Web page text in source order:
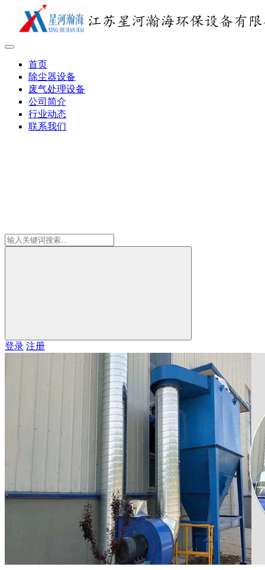
首页
除尘器设备
废气处理设备
公司简介
行业动态
联系我们
登录 注册